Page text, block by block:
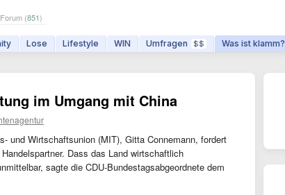
(851)
Lose Lifestyle WIN Umfragen $$ Was ist klamm?
im Umgang mit China
und Wirtschaftsunion (MIT), Gitta Connemann, fordert
Dass das Land wirtschaftlich
sagte die CDU-Bundestagsabgeordnete dem